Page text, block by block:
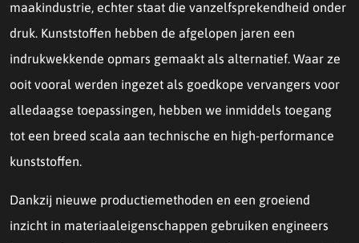
maakindustrie, echter staat die vanzelfsprekendheid onder
druk. Kunststoffen hebben de afgelopen jaren een
indrukwekkende opmars gemaakt als alternatief. Waar ze
ooit vooral werden ingezet als goedkope vervangers voor
alledaagse toepassingen, hebben we inmiddels toegang
tot een breed scala aan technische en high-performance
kunststoffen.
Dankzij nieuwe productiemethoden en een groeiend
inzicht in materiaaleigenschappen gebruiken engineers